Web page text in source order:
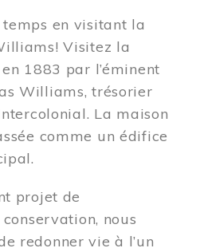
en visitant la
Visitez la
1883 par l’éminent
Williams, trésorier
La maison
comme un édifice
projet de
nous
redonner vie à l’un